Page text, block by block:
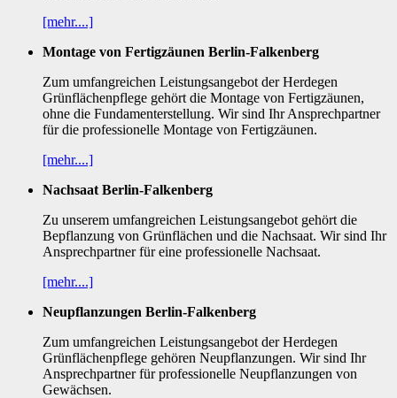
[mehr....]
Montage von Fertigzäunen Berlin-Falkenberg
Zum umfangreichen Leistungsangebot der Herdegen
Grünflächenpflege gehört die Montage von Fertigzäunen,
ohne die Fundamenterstellung. Wir sind Ihr Ansprechpartner
für die professionelle Montage von Fertigzäunen.
[mehr....]
Nachsaat Berlin-Falkenberg
Zu unserem umfangreichen Leistungsangebot gehört die
Bepflanzung von Grünflächen und die Nachsaat. Wir sind Ihr
Ansprechpartner für eine professionelle Nachsaat.
[mehr....]
Neupflanzungen Berlin-Falkenberg
Zum umfangreichen Leistungsangebot der Herdegen
Grünflächenpflege gehören Neupflanzungen. Wir sind Ihr
Ansprechpartner für professionelle Neupflanzungen von
Gewächsen.